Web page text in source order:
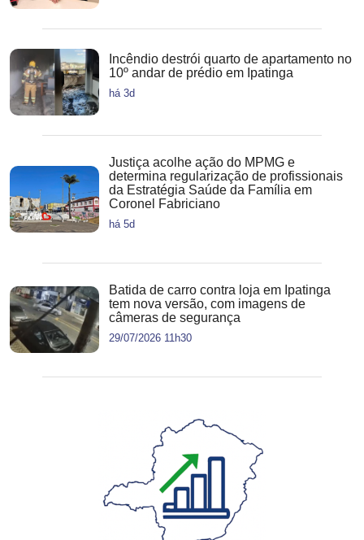
Incêndio destrói quarto de apartamento no
10º andar de prédio em Ipatinga
há 3d
Justiça acolhe ação do MPMG e
determina regularização de profissionais
da Estratégia Saúde da Família em
Coronel Fabriciano
há 5d
Batida de carro contra loja em Ipatinga
tem nova versão, com imagens de
câmeras de segurança
29/07/2026 11h30